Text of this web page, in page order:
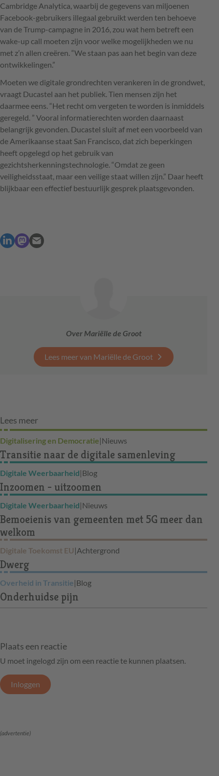
Cambridge Analytica, waarbij de gegevens van miljoenen
Facebook-gebruikers illegaal gebruikt werden ten behoeve
van de Trump-campagne in 2016, zou wat hem betreft een
wake-up call moeten zijn voor welke mogelijkheden we nu
met z’n allen creëren. “We staan pas aan het begin van deze
ontwikkelingen.”
Moeten we digitale grondrechten verankeren in de grondwet,
vraagt Ducastel aan het publiek. Tien mensen zijn het
daarmee eens. “Het recht om vergeten te worden is inmiddels
geregeld. ” Vooral informatierechten worden daarnaast
belangrijk gevonden. Ducastel sluit af met een voorbeeld van
de Amerikaanse staat San Francisco, dat zich beperkingen
heeft opgelegd op het gebruik van
gezichtsherkenningstechnologie. “Omdat ze geen
veiligheidsstaat, maar een veilige staat willen zijn.” Daar heeft
blijkbaar een effectief bestuurlijk gesprek plaatsgevonden.
Over Mariëlle de Groot
Lees meer van Mariëlle de Groot
Lees meer
Digitalisering en Democratie|Nieuws
Transitie naar de digitale samenleving
Digitale Weerbaarheid|Blog
Inzoomen - uitzoomen
Digitale Weerbaarheid|Nieuws
Bemoeienis van gemeenten met 5G meer dan
welkom
Digitale Toekomst EU |Achtergrond
Dwerg
Overheid in Transitie|Blog
Onderhuidse pijn
Plaats een reactie
U moet ingelogd zijn om een reactie te kunnen plaatsen.
Inloggen
(advertentie)